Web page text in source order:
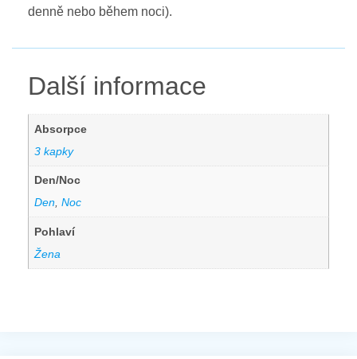
denně nebo během noci).
Další informace
Absorpce
3 kapky
Den/Noc
Den,Noc
Pohlaví
Žena